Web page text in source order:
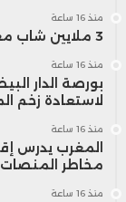
منذ 16 ساعة
3 ملايين شاب مغربي خارج دائرة العمل والدراسة والتكوين
منذ 16 ساعة
بورصة الدار
لاستعادة زخم
منذ 16 ساعة
المغرب يدرس
مخاطر المنصات
منذ 16 ساعة